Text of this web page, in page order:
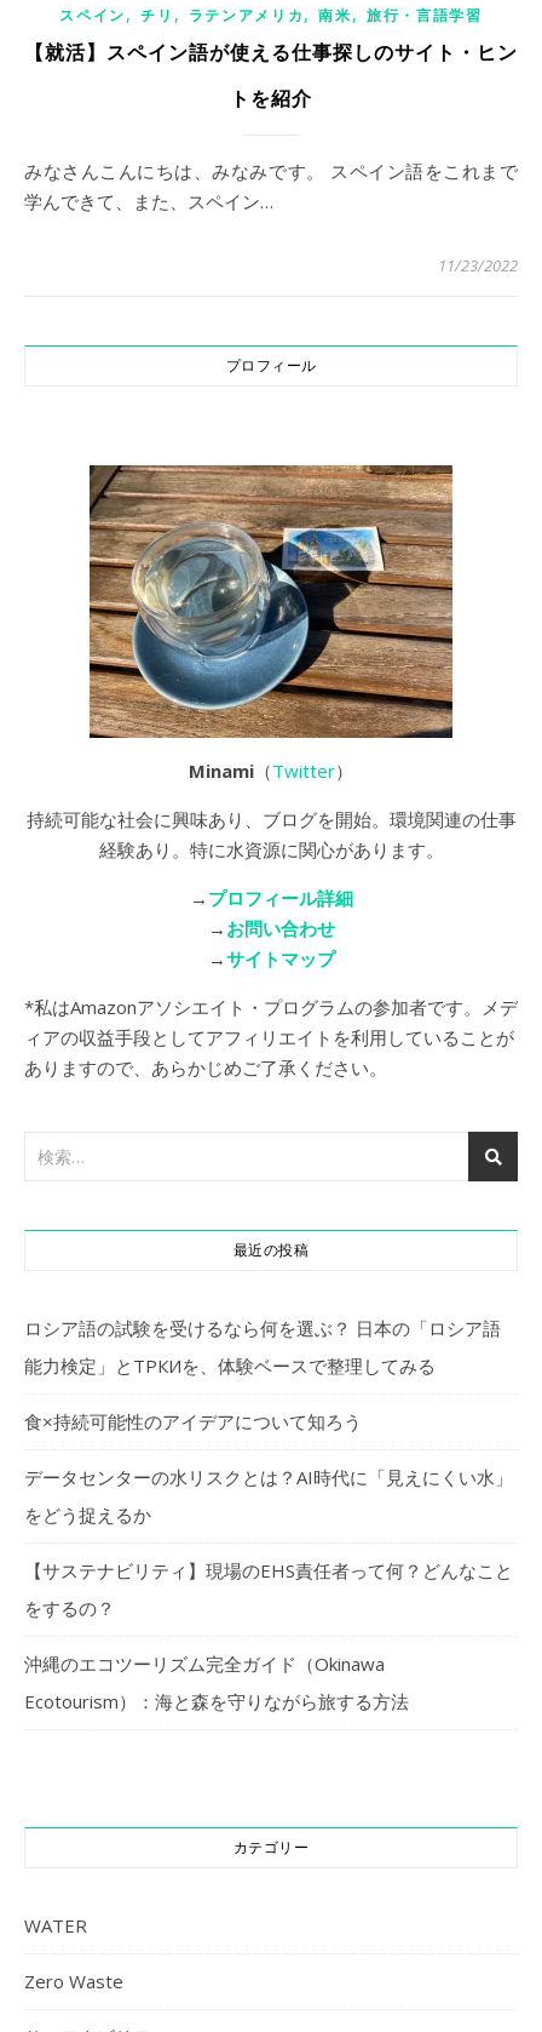
スペイン,チリ , ラテンアメリカ,南米, 旅行・言語学習
【就活】スペイン語が使える仕事探しのサイト・ヒン
トを紹介
みなさんこんにちは、みなみです。 スペイン語をこれまで
学んできて、また、スペイン…
11/23/2022
プロフィール
Minami （Twitter）
持続可能な社会に興味あり、ブログを開始。環境関連の仕事
経験あり。特に水資源に関心があります。
→ プロフィール詳細
→ お問い合わせ
→サイトマップ
*私はAmazonアソシエイト・プログラムの参加者です。メデ
ィアの収益手段としてアフィリエイトを利用していることが
ありますので、あらかじめご了承ください。
最近の投稿
ロシア語の試験を受けるなら何を選ぶ？ 日本の「ロシア語
能力検定」とТРКИを、体験ベースで整理してみる
食×持続可能性のアイデアについて知ろう
データセンターの水リスクとは？AI時代に「見えにくい水」
をどう捉えるか
【サステナビリティ】現場のEHS責任者って何？どんなこと
をするの？
沖縄のエコツーリズム完全ガイド（Okinawa
Ecotourism）：海と森を守りながら旅する方法
カテゴリー
WATER
Zero Waste